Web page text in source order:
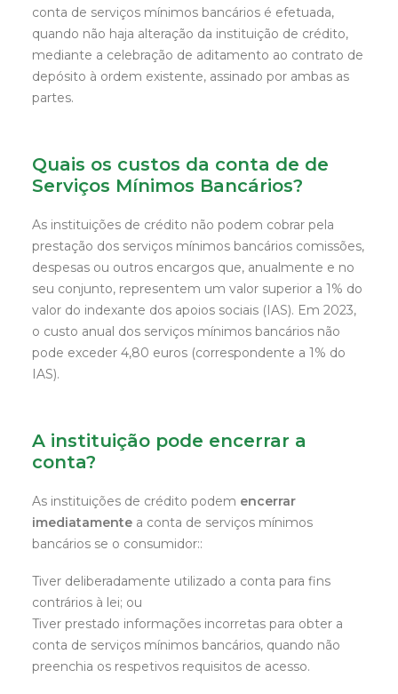
conta de serviços mínimos bancários é efetuada,
quando não haja alteração da instituição de crédito,
mediante a celebração de aditamento ao contrato de
depósito à ordem existente, assinado por ambas as
partes.
Quais os custos da conta de de
Serviços Mínimos Bancários?
As instituições de crédito não podem cobrar pela
prestação dos serviços mínimos bancários comissões,
despesas ou outros encargos que, anualmente e no
seu conjunto, representem um valor superior a 1% do
valor do indexante dos apoios sociais (IAS). Em 2023,
o custo anual dos serviços mínimos bancários não
pode exceder 4,80 euros (correspondente a 1% do
IAS).
A instituição pode encerrar a
conta?
As instituições de crédito podem encerrar
imediatamente a conta de serviços mínimos
bancários se o consumidor::
Tiver deliberadamente utilizado a conta para fins
contrários à lei; ou
Tiver prestado informações incorretas para obter a
conta de serviços mínimos bancários, quando não
preenchia os respetivos requisitos de acesso.